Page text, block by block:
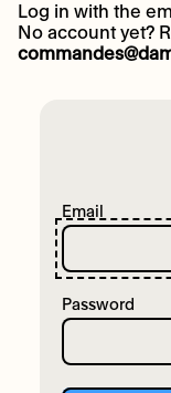
Log in with the
No account yet?
Email
Password